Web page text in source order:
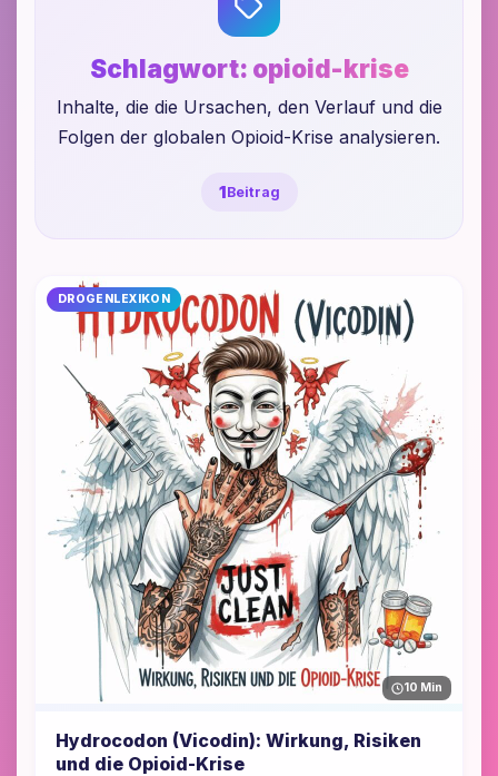
Schlagwort: opioid-krise
Inhalte, die die Ursachen, den Verlauf und die
Folgen der globalen Opioid-Krise analysieren.
1Beitrag
DROGENLEXIKON
10 Min
Hydrocodon (Vicodin): Wirkung, Risiken
und die Opioid-Krise